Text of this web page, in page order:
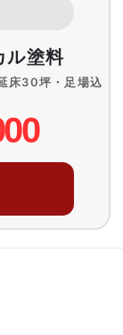
ル塗料
床30坪・足場込